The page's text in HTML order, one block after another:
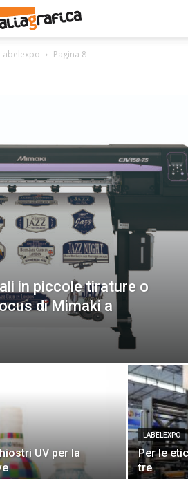
Labelexpo Pagina 8
in piccole tirature o
di Mimaki a
UV per la
LABELEXPO
Per le
tre